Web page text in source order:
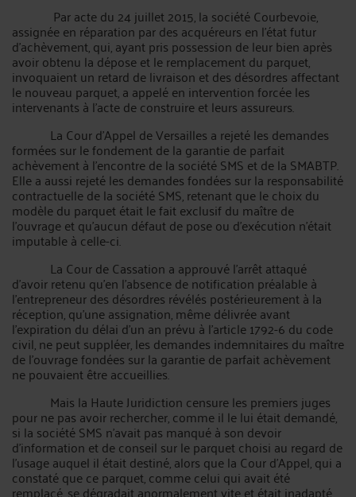
Par acte du 24 juillet 2015, la société Courbevoie,
assignée en réparation par des acquéreurs en l'état futur
d'achèvement, qui, ayant pris possession de leur bien après
avoir obtenu la dépose et le remplacement du parquet,
invoquaient un retard de livraison et des désordres affectant
le nouveau parquet, a appelé en intervention forcée les
intervenants à l'acte de construire et leurs assureurs.
La Cour d’Appel de Versailles a rejeté les demandes
formées sur le fondement de la garantie de parfait
achèvement à l'encontre de la société SMS et de la SMABTP.
Elle a aussi rejeté les demandes fondées sur la responsabilité
contractuelle de la société SMS, retenant que le choix du
modèle du parquet était le fait exclusif du maître de
l'ouvrage et qu'aucun défaut de pose ou d'exécution n'était
imputable à celle-ci.
La Cour de Cassation a approuvé l’arrêt attaqué
d’avoir retenu qu’en l'absence de notification préalable à
l'entrepreneur des désordres révélés postérieurement à la
réception, qu'une assignation, même délivrée avant
l'expiration du délai d'un an prévu à l'article 1792-6 du code
civil, ne peut suppléer, les demandes indemnitaires du maître
de l'ouvrage fondées sur la garantie de parfait achèvement
ne pouvaient être accueillies.
Mais la Haute Juridiction censure les premiers juges
pour ne pas avoir rechercher, comme il le lui était demandé,
si la société SMS n'avait pas manqué à son devoir
d'information et de conseil sur le parquet choisi au regard de
l'usage auquel il était destiné, alors que la Cour d'Appel, qui a
constaté que ce parquet, comme celui qui avait été
remplacé, se dégradait anormalement vite et était inadapté